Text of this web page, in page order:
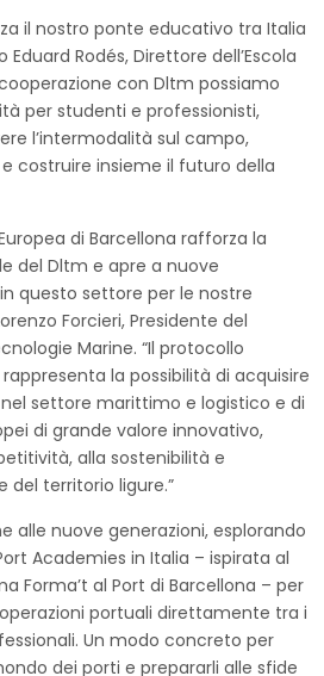
il nostro ponte educativo tra Italia
Rodés, Direttore dell’Escola
con Dltm possiamo
per studenti e professionisti,
l’intermodalità sul campo,
costruire insieme il futuro della
di Barcellona rafforza la
del Dltm e apre a nuove
questo settore per le nostre
Forcieri, Presidente del
Marine. “Il protocollo
la possibilità di acquisire
settore marittimo e logistico e di
di grande valore innovativo,
alla sostenibilità e
del territorio ligure.”
alle nuove generazioni, esplorando
Academies in Italia – ispirata al
Forma’t al Port di Barcellona – per
portuali direttamente tra i
Un modo concreto per
dei porti e prepararli alle sfide